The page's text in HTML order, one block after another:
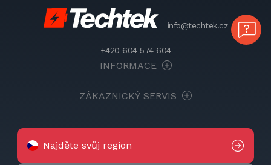
info@techtek.cz
+420 604 574 604
INFORMACE
ZÁKAZNICKÝ SERVIS
Najděte svůj region